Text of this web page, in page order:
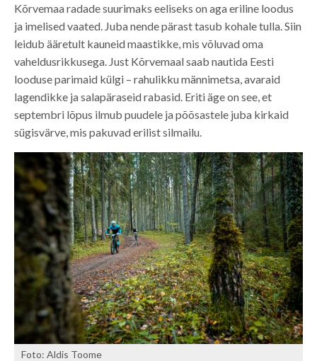
Kõrvemaa radade suurimaks eeliseks on aga eriline loodus
ja imelised vaated. Juba nende pärast tasub kohale tulla. Siin
leidub ääretult kauneid maastikke, mis võluvad oma
vaheldusrikkusega. Just Kõrvemaal saab nautida Eesti
looduse parimaid külgi – rahulikku männimetsa, avaraid
lagendikke ja salapäraseid rabasid. Eriti äge on see, et
septembri lõpus ilmub puudele ja põõsastele juba kirkaid
sügisvärve, mis pakuvad erilist silmailu.
Foto: Aldis Toome